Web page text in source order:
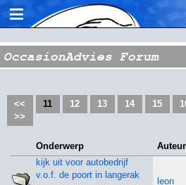
≡
OccasionAdvies Forum
<<
11 12 13 14 15
>>
Onderwerp Auteur
kijk uit voor autobedrijf
v.o.f. de poort in langerak
leon